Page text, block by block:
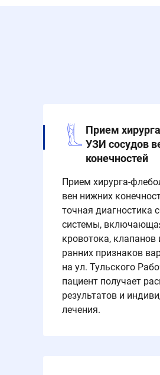
Прием
УЗИ сосудов
конечностей
Прием хирурга-
вен нижних
точная диагностика
системы,
кровотока, клапанов
ранних признаков
на ул. Тульского
пациент получает
результатов и
лечения.